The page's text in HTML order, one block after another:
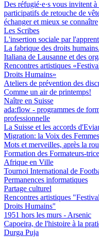
Des réfugié·e·s vous invitent
participatifs de retouche de
échanger et mieux se connaître
Les Scribes
L'insertion sociale par
La fabrique des droits
Italiana de Lausanne et des
Rencontres artistiques
Droits Humains»
Ateliers de prévention des
Comme un air de printemps!
Naître en Suisse
ada:flow - programmes de
professionnelle
La Suisse et les accords
Migration: la Voix des Femmes
Mots et merveilles, après la
Formation des Formateurs-
Afrique en Ville
Tournoi International de
Permanences informatiques
Partage culturel
Rencontres artistiques
Droits Humains"
1951 hors les murs - Arsenic
Capoeira, de l'histoire à la
Durga Puja